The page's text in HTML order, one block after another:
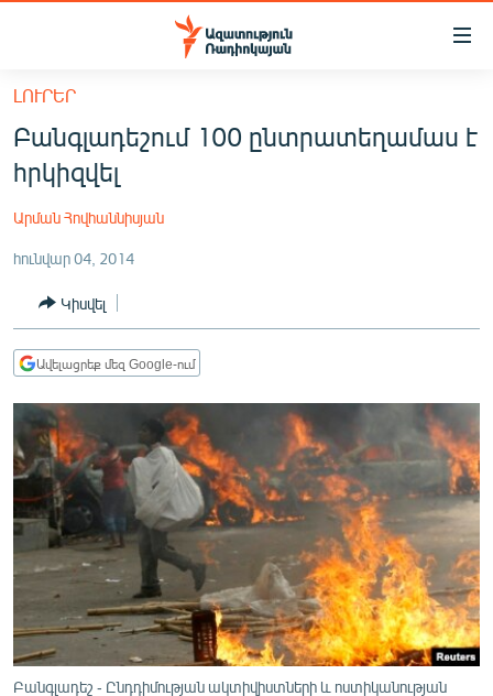
Մատչելիության
հիմնական
բովանդակությանը
Անցնել
հիմնական
մենյուին
ՀԱՅԱՍՏԱՆ
ՔԱՂԱՔԱԿԱՆ
ԸՆՏՐՈՒԹՅՈՒՆՆԵՐ 2026
ԻՐԱՎՈՒՆՔ
ՀԱՍԱՐԱԿՈՒԹՅՈՒՆ
ՏՆՏԵՍՈՒԹՅՈՒՆ
ՊԱՏԵՐԱԶՄԻ 6 ՇԱԲԱԹՆԵՐԸ
ՏԱՐԱԾԱՇՐՋԱՆ
ՄԻՋԱԶԳԱՅԻՆ
ՄՇԱԿՈՒՅԹ
ՍՊՈՐՏ
ՄԵԿՆԱԲԱՆՈՒԹՅՈՒՆ
ՏՏ ԵՒ ԻՆՏԵՐՆԵՏ
ԼՈՒՐԵՐ
Բանգլադեշում 100 ընտրատեղամաս է
հրկիզվել
Արման Հովհաննիսյան
հունվար 04, 2014
Կիսվել
Ավելացրեք մեզ Google-ում
Բանգլադեշ - Ընդդիմության ակտիվիստների և ոստիկանության